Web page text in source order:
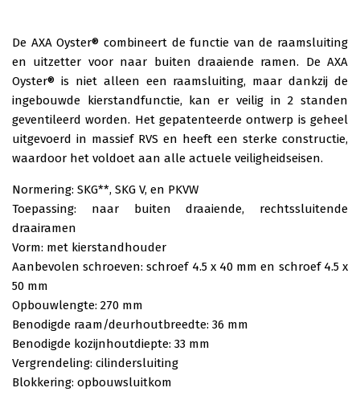
De AXA Oyster® combineert de functie van de raamsluiting
en uitzetter voor naar buiten draaiende ramen. De AXA
Oyster® is niet alleen een raamsluiting, maar dankzij de
ingebouwde kierstandfunctie, kan er veilig in 2 standen
geventileerd worden. Het gepatenteerde ontwerp is geheel
uitgevoerd in massief RVS en heeft een sterke constructie,
waardoor het voldoet aan alle actuele veiligheidseisen.
Normering: SKG**, SKG V, en PKVW
Toepassing: naar buiten draaiende, rechtssluitende
draairamen
Vorm: met kierstandhouder
Aanbevolen schroeven: schroef 4.5 x 40 mm en schroef 4.5 x
50 mm
Opbouwlengte: 270 mm
Benodigde raam/deurhoutbreedte: 36 mm
Benodigde kozijnhoutdiepte: 33 mm
Vergrendeling: cilindersluiting
Blokkering: opbouwsluitkom